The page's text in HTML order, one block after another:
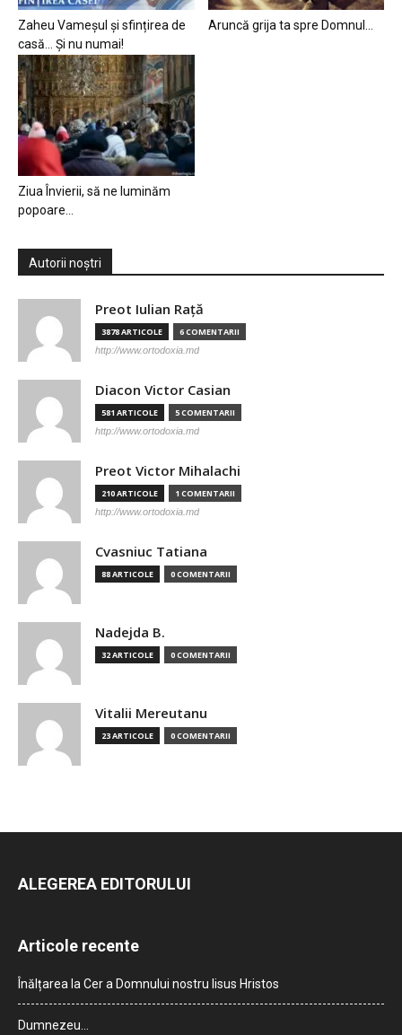
Zaheu Vameșul și sfințirea de
casă… Și nu numai!
Aruncă grija ta spre Domnul…
Ziua Învierii, să ne luminăm
popoare…
Autorii noștri
Preot Iulian Raţă
3878 ARTICOLE 6 COMENTARII
http://www.ortodoxia.md
Diacon Victor Casian
581 ARTICOLE 5 COMENTARII
http://www.ortodoxia.md
Preot Victor Mihalachi
210 ARTICOLE 1 COMENTARII
http://www.ortodoxia.md
Cvasniuc Tatiana
88 ARTICOLE 0 COMENTARII
Nadejda B.
32 ARTICOLE 0 COMENTARII
Vitalii Mereutanu
23 ARTICOLE 0 COMENTARII
ALEGEREA EDITORULUI
Articole recente
Înălțarea la Cer a Domnului nostru Iisus Hristos
Dumnezeu…